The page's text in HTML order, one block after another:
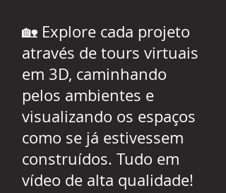
🏡 Explore cada projeto
através de tours virtuais
em 3D, caminhando
pelos ambientes e
visualizando os espaços
como se já estivessem
construídos. Tudo em
vídeo de alta qualidade!